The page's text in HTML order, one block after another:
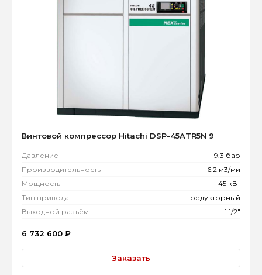
Винтовой компрессор Hitachi DSP-45ATR5N 9
Давление
9.3 бар
Производительность
6.2 м3/ми
Мощность
45 кВт
Тип привода
редукторный
Выходной разъём
1 1/2"
6 732 600 ₽
Заказать